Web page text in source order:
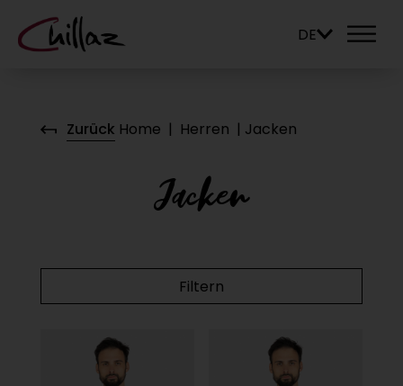
DE
Zurück Home | Herren | Jacken
Jacken
Filtern